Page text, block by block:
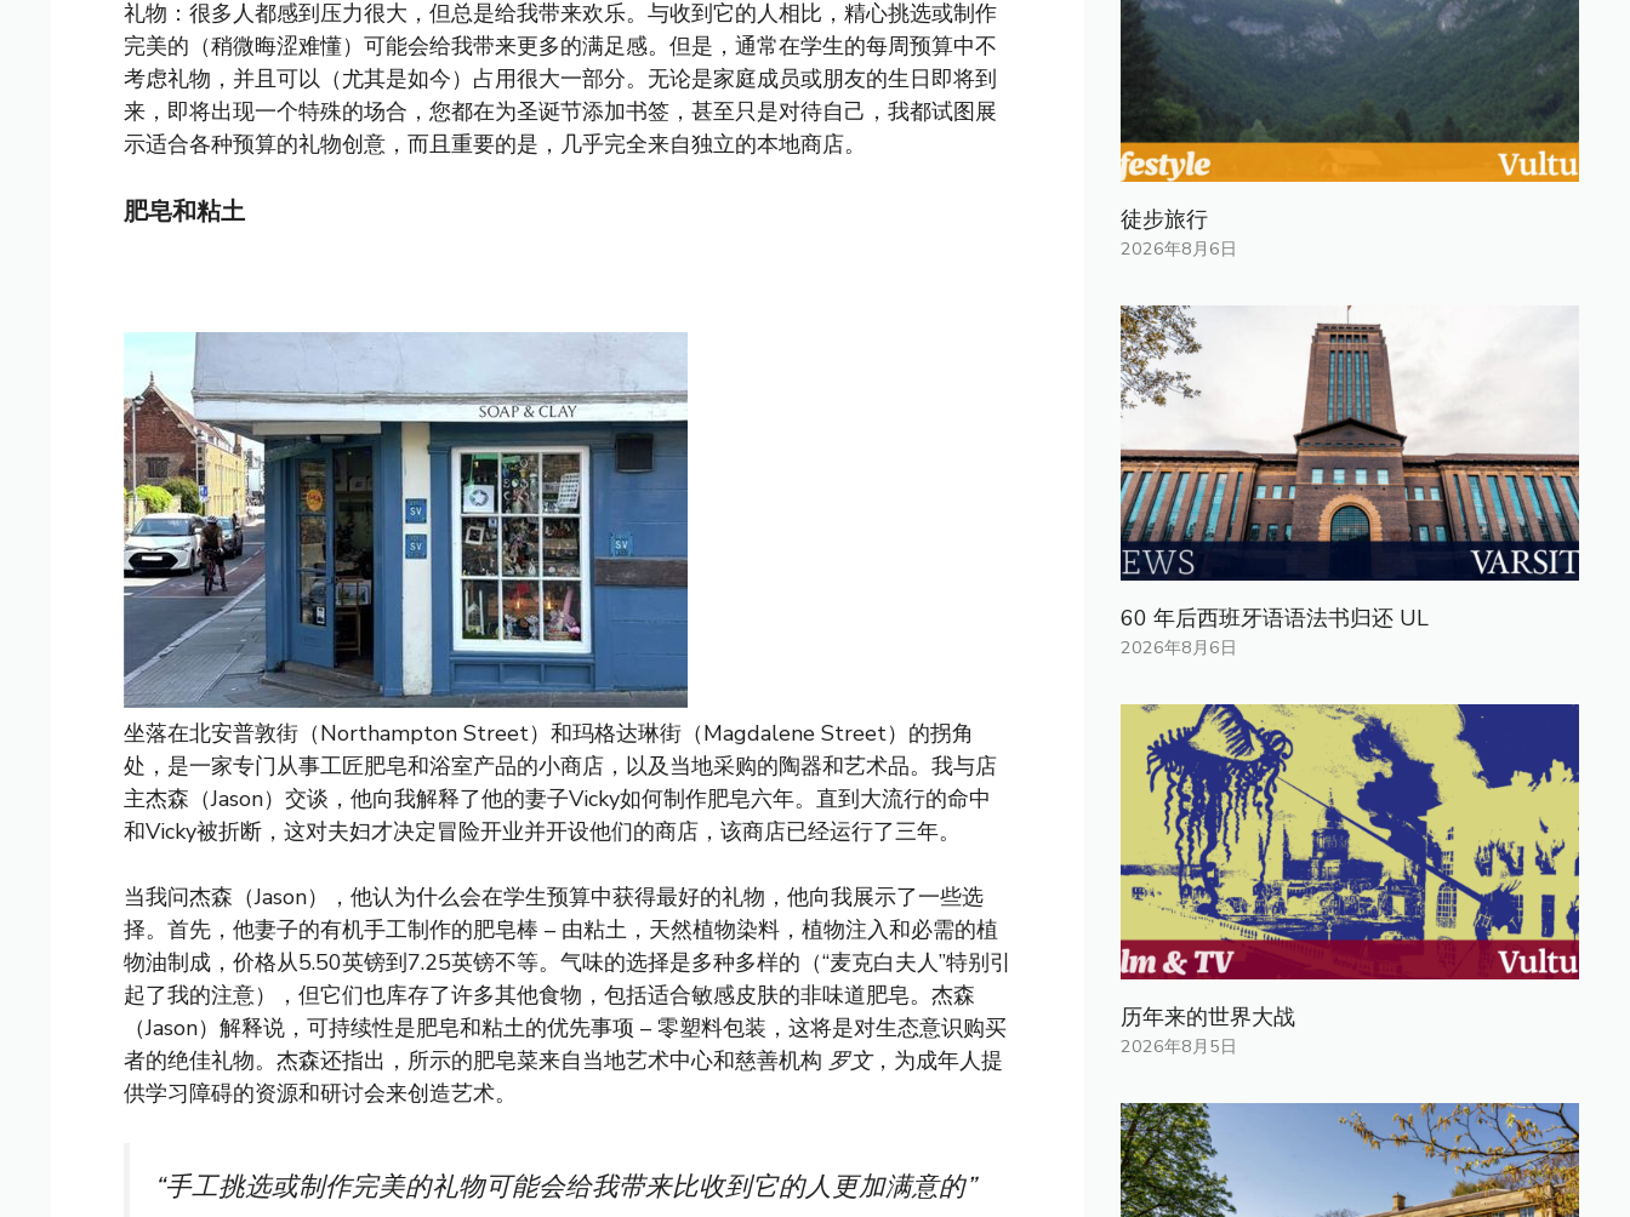
礼物：很多人都感到压力很大，但总是给我带来欢乐。与收到它的人相比，精心挑选或制作
完美的（稍微晦涩难懂）可能会给我带来更多的满足感。但是，通常在学生的每周预算中不
考虑礼物，并且可以（尤其是如今）占用很大一部分。无论是家庭成员或朋友的生日即将到
来，即将出现一个特殊的场合，您都在为圣诞节添加书签，甚至只是对待自己，我都试图展
示适合各种预算的礼物创意，而且重要的是，几乎完全来自独立的本地商店。
肥皂和粘土
坐落在北安普敦街（Northampton Street）和玛格达琳街（Magdalene Street）的拐角
处，是一家专门从事工匠肥皂和浴室产品的小商店，以及当地采购的陶器和艺术品。我与店
主杰森（Jason）交谈，他向我解释了他的妻子Vicky如何制作肥皂六年。直到大流行的命中
和Vicky被折断，这对夫妇才决定冒险开业并开设他们的商店，该商店已经运行了三年。
当我问杰森（Jason），他认为什么会在学生预算中获得最好的礼物，他向我展示了一些选
择。首先，他妻子的有机手工制作的肥皂棒 – 由粘土，天然植物染料，植物注入和必需的植
物油制成，价格从5.50英镑到7.25英镑不等。气味的选择是多种多样的（“麦克白夫人”特别引
起了我的注意），但它们也库存了许多其他食物，包括适合敏感皮肤的非味道肥皂。杰森
（Jason）解释说，可持续性是肥皂和粘土的优先事项 – 零塑料包装，这将是对生态意识购买
者的绝佳礼物。杰森还指出，所示的肥皂菜来自当地艺术中心和慈善机构 罗文，为成年人提
供学习障碍的资源和研讨会来创造艺术。
“手工挑选或制作完美的礼物可能会给我带来比收到它的人更加满意的”
徒步旅行
2026年8月6日
60 年后西班牙语语法书归还 UL
2026年8月6日
历年来的世界大战
2026年8月5日